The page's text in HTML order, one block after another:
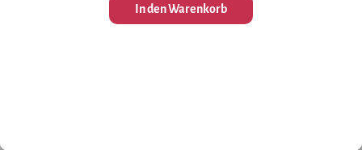
In den Warenkorb